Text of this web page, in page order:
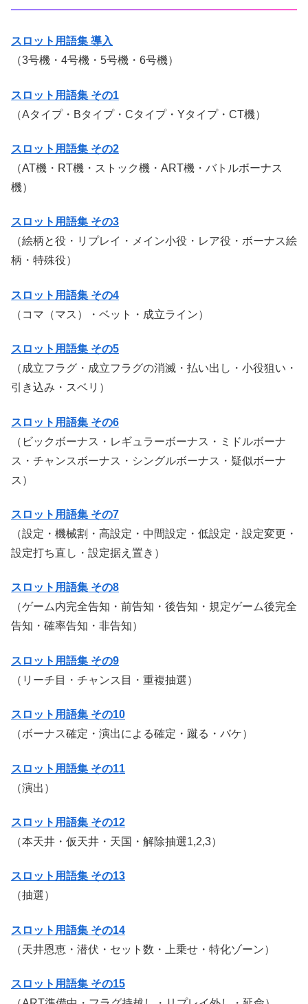
スロット用語集 導入
（3号機・4号機・5号機・6号機）
スロット用語集 その1
（Aタイプ・Bタイプ・Cタイプ・Yタイプ・CT機）
スロット用語集 その2
（AT機・RT機・ストック機・ART機・バトルボーナス
機）
スロット用語集 その3
（絵柄と役・リプレイ・メイン小役・レア役・ボーナス絵
柄・特殊役）
スロット用語集 その4
（コマ（マス）・ベット・成立ライン）
スロット用語集 その5
（成立フラグ・成立フラグの消滅・払い出し・小役狙い・
引き込み・スベリ）
スロット用語集 その6
（ビックボーナス・レギュラーボーナス・ミドルボーナ
ス・チャンスボーナス・シングルボーナス・疑似ボーナ
ス）
スロット用語集 その7
（設定・機械割・高設定・中間設定・低設定・設定変更・
設定打ち直し・設定据え置き）
スロット用語集 その8
（ゲーム内完全告知・前告知・後告知・規定ゲーム後完全
告知・確率告知・非告知）
スロット用語集 その9
（リーチ目・チャンス目・重複抽選）
スロット用語集 その10
（ボーナス確定・演出による確定・蹴る・バケ）
スロット用語集 その11
（演出）
スロット用語集 その12
（本天井・仮天井・天国・解除抽選1,2,3）
スロット用語集 その13
（抽選）
スロット用語集 その14
（天井恩恵・潜伏・セット数・上乗せ・特化ゾーン）
スロット用語集 その15